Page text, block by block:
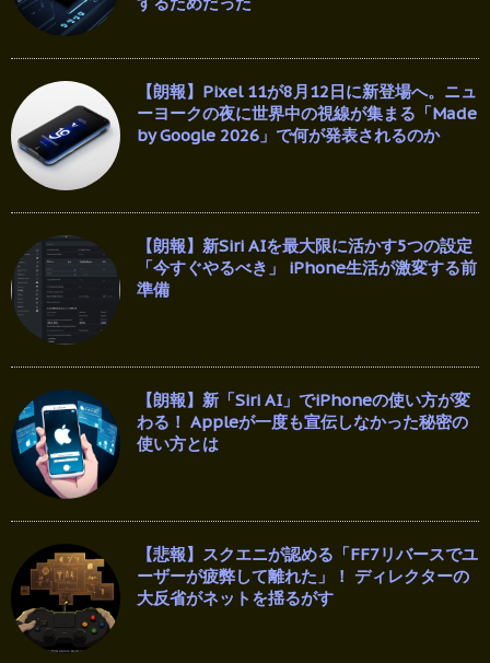
【朗報】Pixel 11が8月12日に新登場へ。ニュ
ーヨークの夜に世界中の視線が集まる「Made
by Google 2026」で何が発表されるのか
【朗報】新Siri AIを最大限に活かす5つの設定
「今すぐやるべき」 iPhone生活が激変する前
準備
【朗報】新「Siri AI」でiPhoneの使い方が変
わる！ Appleが一度も宣伝しなかった秘密の
使い方とは
【悲報】スクエニが認める「FF7リバースでユ
ーザーが疲弊して離れた」！ ディレクターの
大反省がネットを揺るがす